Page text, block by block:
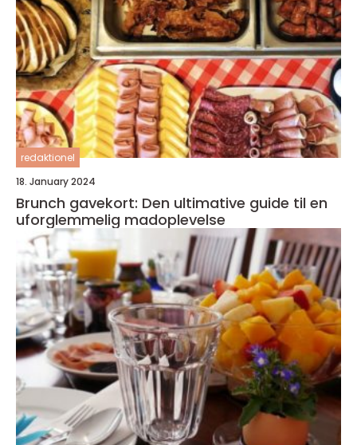
redaktionel
18. January 2024
Brunch gavekort: Den ultimative guide til en
uforglemmelig madoplevelse